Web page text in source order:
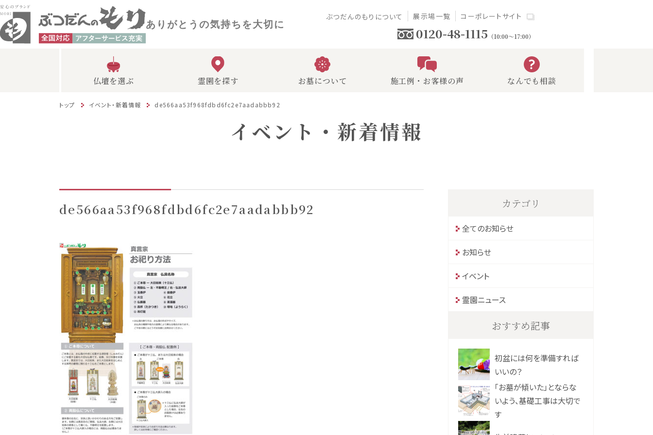
ありがとうの気持ちを大切に
ぶつだんのもりについて 展示場一覧 コーポレートサイト
0120-48-1115 （10:00～17:00）
仏壇を選ぶ 霊園を探す お墓について 施工例・お客様の声 なんでも相談
トップ イベント・新着情報 de566aa53f968fdbd6fc2e7aadabbb92
イベント・新着情報
de566aa53f968fdbd6fc2e7aadabbb92 カテゴリ
全てのお知らせ
お知らせ
イベント
霊園ニュース
おすすめ記事
初盆には何を準備すれば
いいの？
「お墓が傾いた」とならな
いよう、基礎工事は大切で
す